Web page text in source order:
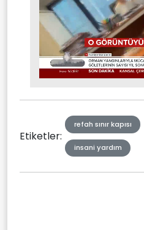
Mute Stream
Etiketler:
refah sınır kapısı
insani yardım